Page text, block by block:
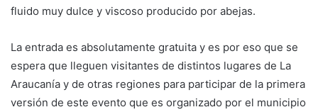
fluido muy dulce y viscoso producido por abejas.
La entrada es absolutamente gratuita y es por eso que se
espera que lleguen visitantes de distintos lugares de La
Araucanía y de otras regiones para participar de la primera
versión de este evento que es organizado por el municipio